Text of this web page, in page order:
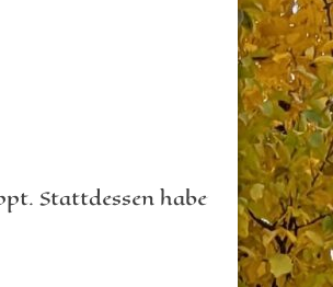
Stattdessen habe